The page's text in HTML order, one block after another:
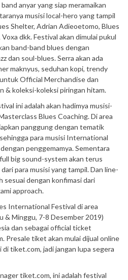
anyar yang siap meramaikan
musisi local-hero yang tampil
Shelter, Adrian Adieoetomo, Blues
dkk. Festival akan dimulai pukul
band-band blues dengan
dan soul-blues. Serra akan ada
maknyus, seduhan kopi, trendy
Official Merchandise dan
& koleksi-koleksi piringan hitam.
ini adalah akan hadimya musisi-
Blues Coaching. Di area
panggung dengan tematik
para musisi International
penggemamya. Sementara
big sound-system akan terus
para musisi yang tampil. Dan line-
sesuai dengan konfimasi dari
approach.
International Festival di area
& Minggu, 7-8 Desember 2019)
dan sebagai official ticket
Presale tiket akan mulai dijual online
tiket.com, jadi jangan lupa segera
tiket.com, ini adalah festival